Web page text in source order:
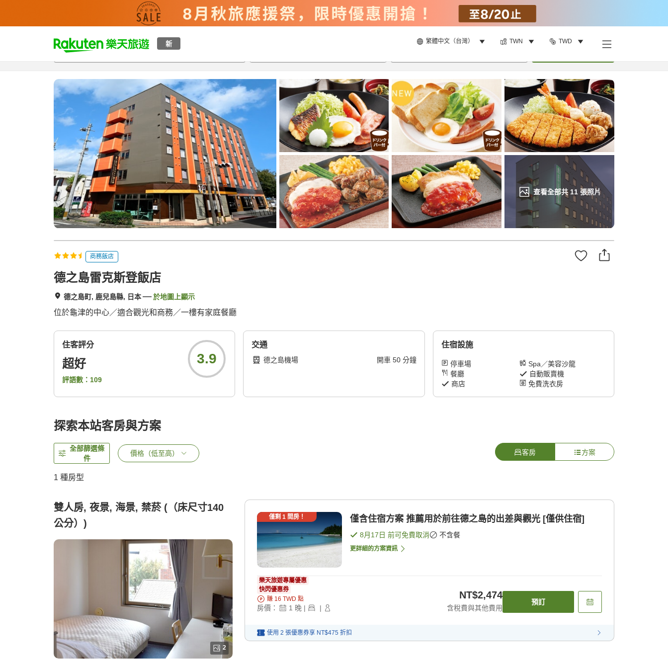
新 繁體中文（台灣） TWN TWD
t
p
a
e
_
a
r
c
h
查看全部共11張照片
總覽客房與方案評語設施
商務飯店
德之島雷克斯登飯店
德之島町, 鹿兒島縣, 日本 於地圖上顯示
位於龜津的中心／適合觀光和商務／一樓有家庭餐廳
住客評分
超好
評語數： 109
3.9
交通
德之島機場 開車 50分鐘
住宿設施
停車場
Spa／美容沙龍
餐廳
自動販賣機
商店
免費洗衣房
探索本站客房與方案
全部篩選條
件
價格（低至高） 客房 方案
1 種房型
雙人房, 夜景, 海景, 禁菸 (（床尺寸140
公分）)
2
僅剩 1間房！ 僅含住宿方案 推薦用於前往德之島的出差與觀光 [僅供住宿]
8月17日 前可免費取消 不含餐
更詳細的方案資訊
樂天旅遊專屬優惠
快閃優惠券
賺 16 TWD 點
房價： 1 晚 | |
NT$2,474
含稅費與其他費用
預訂
使用 2 張優惠券享 NT$475 折扣